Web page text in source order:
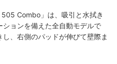
Combo」は、吸引と水拭き
ョンを備えた全自動モデルで
、右側のパッドが伸びて壁際ま